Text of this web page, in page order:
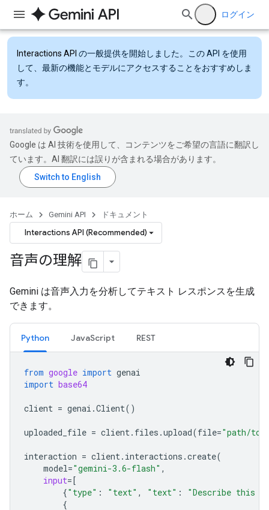
ログイン
Interactions API の一般提供を開始しました。この API を使用
して、最新の機能とモデルにアクセスすることをおすすめしま
す。
Google は AI 技術を使用して、コンテンツをご希望の言語に翻訳し
ています。AI 翻訳には誤りが含まれる場合があります。
ホーム Gemini API ドキュメント
Interactions API (Recommended)
音声の理解
Gemini は音声入力を分析してテキスト レスポンスを生成
できます。
Python JavaScript REST
from google import genai
import base64
client = genai .Client()
uploaded_file = client. files .upload(file="path/to/
interaction = client. interactions .create(
model="gemini-3.6-flash" ,
input=[
{"type" : "text" , "text" :
"Describe this
{